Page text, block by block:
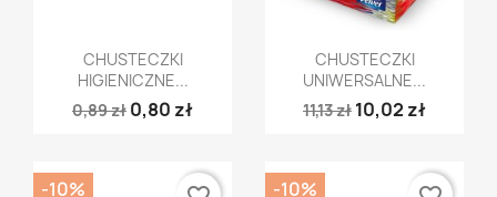
Szybki podgląd
CHUSTECZKI
HIGIENICZNE...
0,89 zł 0,80 zł
Szybki podgląd
CHUSTECZKI
UNIWERSALNE...
11,13 zł 10,02 zł
-10% -10%